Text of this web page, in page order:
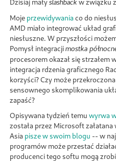
Dzisiaj małyslashback w związku
Moje przewidywaniaco do
AMD miało integrować układ
niesłuszne. W przyszłości
Pomysł integracjimostka
procesorem okazał się strzałem
integracja rdzenia graficznego
korzyści? Czy może
sensownego skomplikowania
zapaść?
Opisywana tydzień temu wyrwa
została przez Microsoft
Asia pisze w swoim blogu -- w
programów może przestać
producenci tego softu mogą